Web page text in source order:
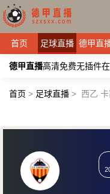
首页 足球直播 德甲直
德甲直播高清免费无插件
首页 > 足球直播 > 西乙